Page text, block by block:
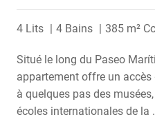
4 Lits 4 Bains 385 m²
Situé le long du Paseo
appartement offre un
à quelques pas des
écoles internationales de la